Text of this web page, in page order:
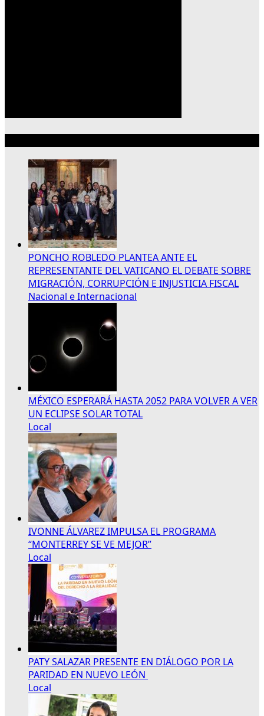
PONCHO ROBLEDO PLANTEA ANTE EL
REPRESENTANTE DEL VATICANO EL DEBATE SOBRE
MIGRACIÓN, CORRUPCIÓN E INJUSTICIA FISCAL
Nacional e Internacional
MÉXICO ESPERARÁ HASTA 2052 PARA VOLVER A VER
UN ECLIPSE SOLAR TOTAL
Local
IVONNE ÁLVAREZ IMPULSA EL PROGRAMA
“MONTERREY SE VE MEJOR”
Local
PATY SALAZAR PRESENTE EN DIÁLOGO POR LA
PARIDAD EN NUEVO LEÓN
Local